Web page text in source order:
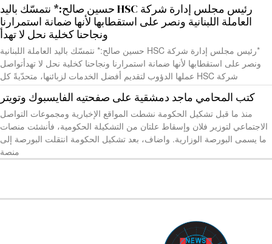
رئيس مجلس إدارة شركة HSC حسين صالح:* نتمسّك باليد
العاملة اللبنانية ونصر على استقطابها لأنها ضمانة استمرارنا
ونجاحنا كخلية نحل لا تهدأ
*رئيس مجلس إدارة شركة HSC حسين صالح:* نتمسّك باليد العاملة اللبنانية
ونصر على استقطابها لأنها ضمانة استمرارنا ونجاحنا كخلية نحل لا تهدأتواصل
شركة HSC عملها الدؤوب لتقديم أفضل الخدمات لزبائنها، متحدّيةً كل
كتب المحامي ماجد دمشقية على صفحتيه الفايسبوك وتويتر
منذ ما قبل تشكيل الحكومة نشطت المواقع الإخبارية ومجموعات التواصل
الاجتماعي لتوزير فلان وإسقاط علتان من التشكيلة الحكومية، فأنشئت منصات
ما يسمى البورصة الوزارية. واضاف، بعد تشكيل الحكومة انتقلت البورصة إلى
منصة